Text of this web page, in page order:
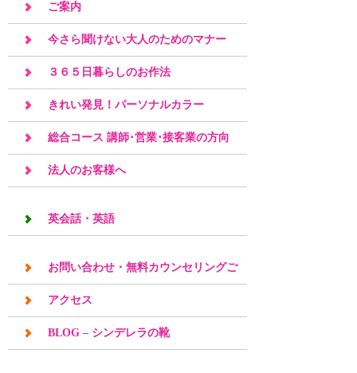
ご案内
今さら聞けない大人のためのマナー
３６５日暮らしのお作法
きれい発見！パーソナルカラー
総合コース 講師･営業･接客業の方向
け
法人のお客様へ
英会話・英語
お問い合わせ・無料カウンセリングご
予約
アクセス
BLOG – シンデレラの靴